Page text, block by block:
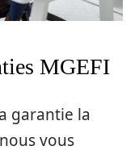
MGEFI
garantie la
vous